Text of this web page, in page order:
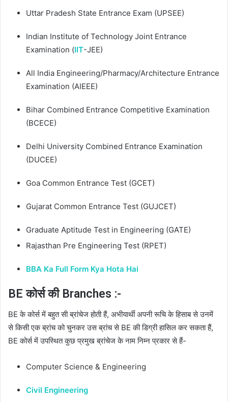
Uttar Pradesh State Entrance Exam (UPSEE)
Indian Institute of Technology Joint Entrance
Examination (IIT-JEE)
All India Engineering/Pharmacy/Architecture Entrance
Examination (AIEEE)
Bihar Combined Entrance Competitive Examination
(BCECE)
Delhi University Combined Entrance Examination
(DUCEE)
Goa Common Entrance Test (GCET)
Gujarat Common Entrance Test (GUJCET)
Graduate Aptitude Test in Engineering (GATE)
Rajasthan Pre Engineering Test (RPET)
BBA Ka Full Form Kya Hota Hai
BE कोर्स की Branches :-
BE के कोर्स में बहुत सी ब्रांचेज होती हैं, अभीयार्थी अपनी रूचि के हिसाब से उनमें
से किसी एक ब्रांच को चुनकर उस ब्रांच से BE की डिग्री हासिल कर सकता हैं,
BE कोर्स में उपस्थित कुछ प्रमुख ब्रांचेज के नाम निम्न प्रकार से हैं-
Computer Science & Engineering
Civil Engineering